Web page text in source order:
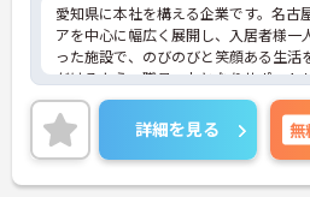
愛知県に本社を構える企業です。名古
アを中心に幅広く展開し、入居者様一
った施設で、のびのびと笑顔ある生活
だけるよう、職員一丸となりサポート
介護士のほか管理栄養士や音楽療法士
まな専門知識を持ったスタッフが在籍
ョンの垣根を超えて連携もしっかりと
やすい環境です。現場のICT化も進ん
使ってケア記録ができるシステムを導
詳細を見る 無